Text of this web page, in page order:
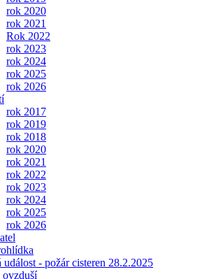
rok 2020
rok 2021
Rok 2022
rok 2023
rok 2024
rok 2025
rok 2026
rok 2017
rok 2019
rok 2018
rok 2020
rok 2021
rok 2022
rok 2023
rok 2024
rok 2025
rok 2026
- požár cisteren 28.2.2025